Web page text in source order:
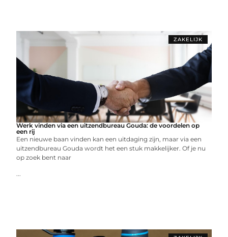
ZAKELIJK
Werk vinden via een uitzendbureau Gouda: de voordelen op
een rij
Een nieuwe baan vinden kan een uitdaging zijn, maar via een
uitzendbureau Gouda wordt het een stuk makkelijker. Of je nu
op zoek bent naar
...